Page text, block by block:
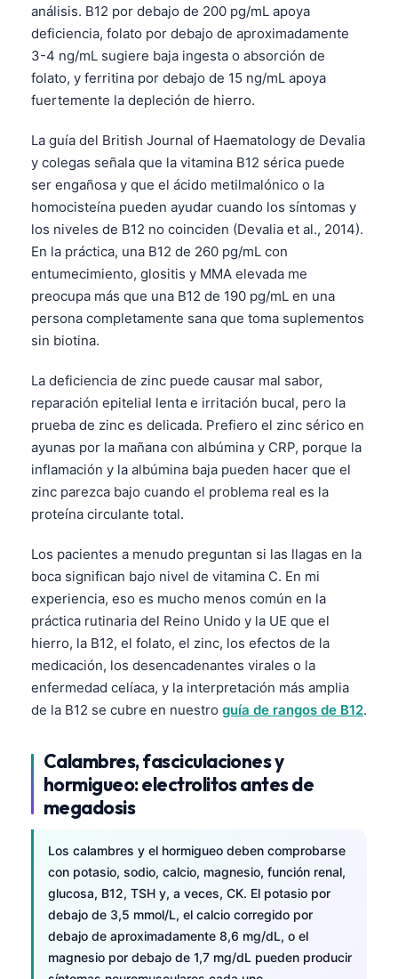
análisis. B12 por debajo de 200 pg/mL apoya
deficiencia, folato por debajo de aproximadamente
3-4 ng/mL sugiere baja ingesta o absorción de
folato, y ferritina por debajo de 15 ng/mL apoya
fuertemente la depleción de hierro.
La guía del British Journal of Haematology de Devalia
y colegas señala que la vitamina B12 sérica puede
ser engañosa y que el ácido metilmalónico o la
homocisteína pueden ayudar cuando los síntomas y
los niveles de B12 no coinciden (Devalia et al., 2014).
En la práctica, una B12 de 260 pg/mL con
entumecimiento, glositis y MMA elevada me
preocupa más que una B12 de 190 pg/mL en una
persona completamente sana que toma suplementos
sin biotina.
La deficiencia de zinc puede causar mal sabor,
reparación epitelial lenta e irritación bucal, pero la
prueba de zinc es delicada. Prefiero el zinc sérico en
ayunas por la mañana con albúmina y CRP, porque la
inflamación y la albúmina baja pueden hacer que el
zinc parezca bajo cuando el problema real es la
proteína circulante total.
Los pacientes a menudo preguntan si las llagas en la
boca significan bajo nivel de vitamina C. En mi
experiencia, eso es mucho menos común en la
práctica rutinaria del Reino Unido y la UE que el
hierro, la B12, el folato, el zinc, los efectos de la
medicación, los desencadenantes virales o la
enfermedad celíaca, y la interpretación más amplia
de la B12 se cubre en nuestro guía de rangos de B12.
Calambres, fasciculaciones y
hormigueo: electrolitos antes de
megadosis
Los calambres y el hormigueo deben comprobarse
con potasio, sodio, calcio, magnesio, función renal,
glucosa, B12, TSH y, a veces, CK. El potasio por
debajo de 3,5 mmol/L, el calcio corregido por
debajo de aproximadamente 8,6 mg/dL, o el
magnesio por debajo de 1,7 mg/dL pueden producir